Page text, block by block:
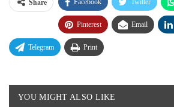
Pinterest Email
Telegram Print
YOU MIGHT ALSO LIKE